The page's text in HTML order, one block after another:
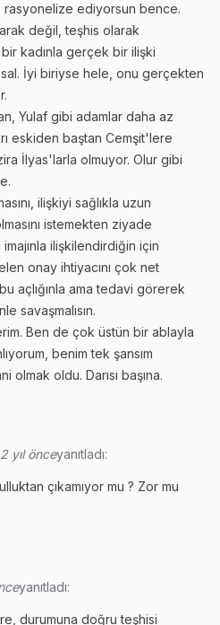
rasyonelize ediyorsun bence.
değil, teşhis olarak
kadınla gerçek bir ilişki
İyi biriyse hele, onu gerçekten
Yulaf gibi adamlar daha az
eskiden baştan Cemşit'lere
İlyas'larla olmuyor. Olur gibi
ilişkiyi sağlıkla uzun
istemekten ziyade
ilişkilendirdiğin için
onay ihtiyacını çok net
açlığınla ama tedavi görerek
savaşmalısın.
Ben de çok üstün bir ablayla
benim tek şansım
olmak oldu. Darısı başına.
2 yıl önceyanıtladı:
çıkamıyor mu ? Zor mu
yanıtladı:
durumuna doğru teşhisi